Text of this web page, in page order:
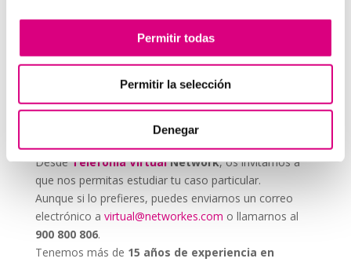
Permitir todas
Permitir la selección
Denegar
buena llamada puede ser tan efectiva como una
campaña online.
System Network, tu
operadora de telefonía
virtual en España
DesdeTelefonía VirtualNetwork, os invitamos a
que nos permitas estudiar tu caso particular.
Aunque si lo prefieres, puedes enviarnos un correo
electrónico a virtual@networkes.com o llamarnos al
900 800 806.
Tenemos más de 15 años de experiencia en